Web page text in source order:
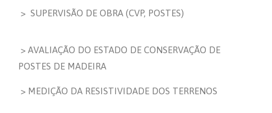
> SUPERVISÃO DE OBRA (CVP, POSTES)
> AVALIAÇÃO DO ESTADO DE CONSERVAÇÃO DE
POSTES DE MADEIRA
> MEDIÇÃO DA RESISTIVIDADE DOS TERRENOS